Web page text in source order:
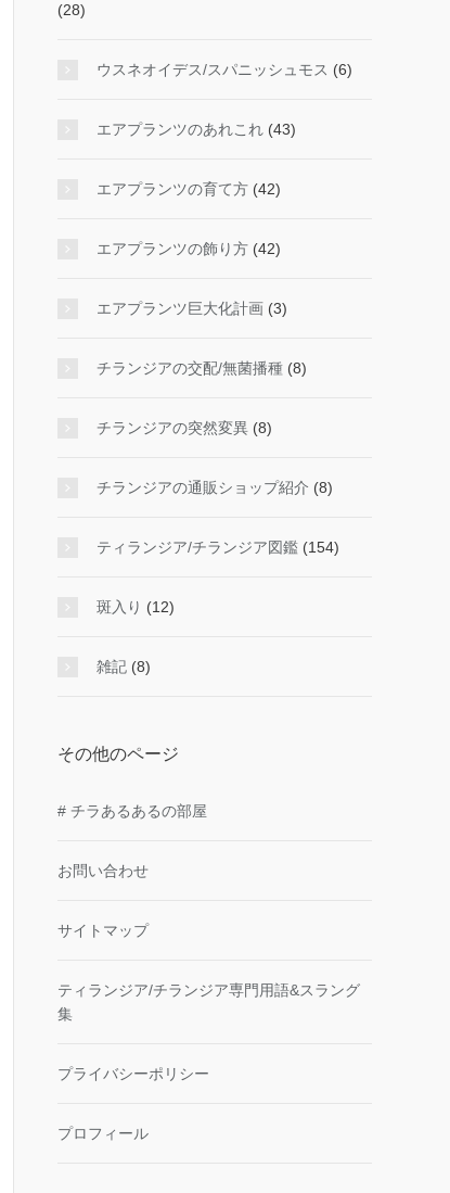
(28)
ウスネオイデス/スパニッシュモス (6)
エアプランツのあれこれ (43)
エアプランツの育て方 (42)
エアプランツの飾り方 (42)
エアプランツ巨大化計画 (3)
チランジアの交配/無菌播種 (8)
チランジアの突然変異 (8)
チランジアの通販ショップ紹介 (8)
ティランジア/チランジア図鑑 (154)
斑入り (12)
雑記 (8)
その他のページ
# チラあるあるの部屋
お問い合わせ
サイトマップ
ティランジア/チランジア専門用語&スラング
集
プライバシーポリシー
プロフィール